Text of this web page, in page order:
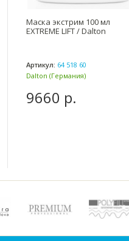
Маска экстрим 100 мл
EXTREME LIFT / Dalton
Артикул: 64 518 60
Dalton (Германия)
9660 р.